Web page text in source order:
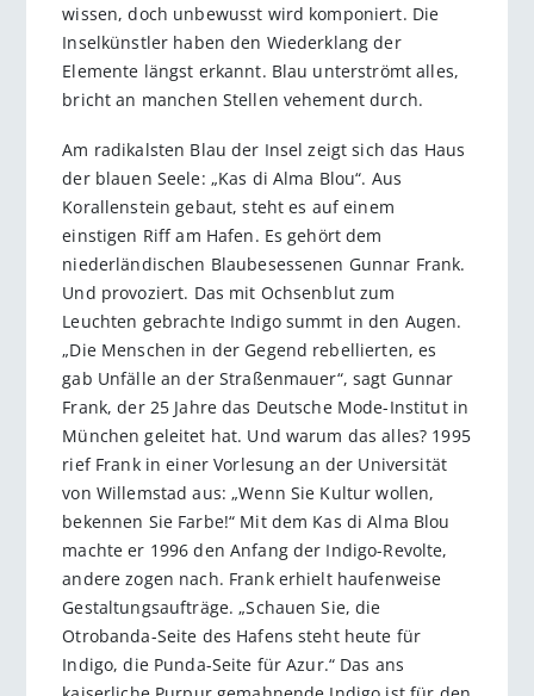
wissen, doch unbewusst wird komponiert. Die
Inselkünstler haben den Wiederklang der
Elemente längst erkannt. Blau unterströmt alles,
bricht an manchen Stellen vehement durch.
Am radikalsten Blau der Insel zeigt sich das Haus
der blauen Seele: „Kas di Alma Blou“. Aus
Korallenstein gebaut, steht es auf einem
einstigen Riff am Hafen. Es gehört dem
niederländischen Blaubesessenen Gunnar Frank.
Und provoziert. Das mit Ochsenblut zum
Leuchten gebrachte Indigo summt in den Augen.
„Die Menschen in der Gegend rebellierten, es
gab Unfälle an der Straßenmauer“, sagt Gunnar
Frank, der 25 Jahre das Deutsche Mode-Institut in
München geleitet hat. Und warum das alles? 1995
rief Frank in einer Vorlesung an der Universität
von Willemstad aus: „Wenn Sie Kultur wollen,
bekennen Sie Farbe!“ Mit dem Kas di Alma Blou
machte er 1996 den Anfang der Indigo-Revolte,
andere zogen nach. Frank erhielt haufenweise
Gestaltungsaufträge. „Schauen Sie, die
Otrobanda-Seite des Hafens steht heute für
Indigo, die Punda-Seite für Azur.“ Das ans